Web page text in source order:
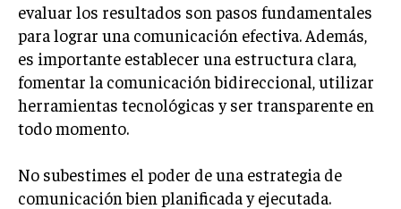
evaluar los resultados son pasos fundamentales
para lograr una comunicación efectiva. Además,
es importante establecer una estructura clara,
fomentar la comunicación bidireccional, utilizar
herramientas tecnológicas y ser transparente en
todo momento.
No subestimes el poder de una estrategia de
comunicación bien planificada y ejecutada.